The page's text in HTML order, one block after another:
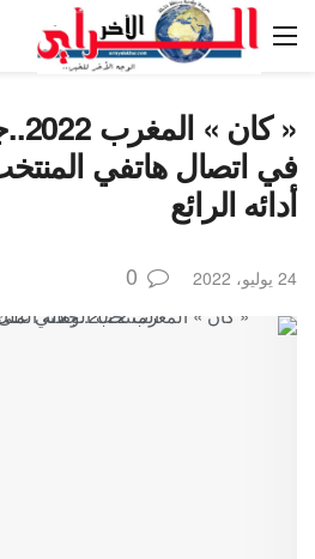
«
في اتصال هاتفي
أدائه الرائع
24 يوليو، 2022 0